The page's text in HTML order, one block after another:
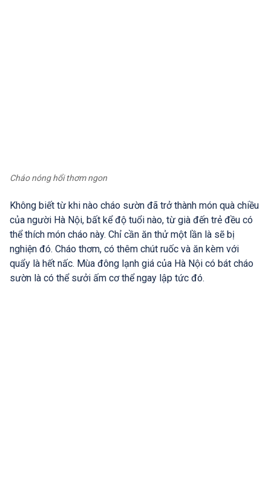
Cháo nóng hổi thơm ngon
Không biết từ khi nào cháo sườn đã trở thành món quà chiều
của người Hà Nội, bất kể độ tuổi nào, từ già đến trẻ đều có
thể thích món cháo này. Chỉ cần ăn thử một lần là sẽ bị
nghiện đó. Cháo thơm, có thêm chút ruốc và ăn kèm với
quẩy là hết nấc. Mùa đông lạnh giá của Hà Nội có bát cháo
sườn là có thể sưởi ấm cơ thể ngay lập tức đó.